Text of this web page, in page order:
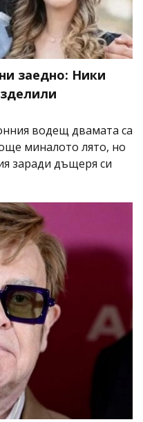
заедно: Ники
водещ двамата са
миналото лято, но
заради дъщеря си